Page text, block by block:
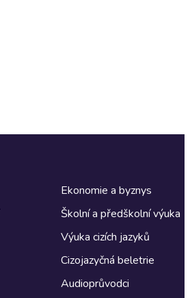
Ekonomie a byznys
Školní a předškolní výuka
Výuka cizích jazyků
Cizojazyčná beletrie
Audioprůvodci